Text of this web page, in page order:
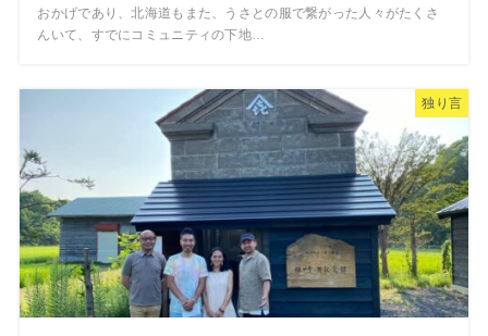
おかげであり、北海道もまた、うさとの服で繋がった人々がたくさ
んいて、すでにコミュニティの下地…
独り言